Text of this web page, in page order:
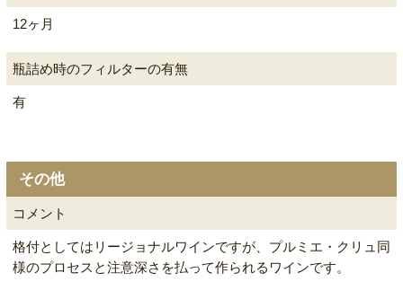
12ヶ月
瓶詰め時のフィルターの有無
有
その他
コメント
格付としてはリージョナルワインですが、プルミエ・クリュ同
様のプロセスと注意深さを払って作られるワインです。